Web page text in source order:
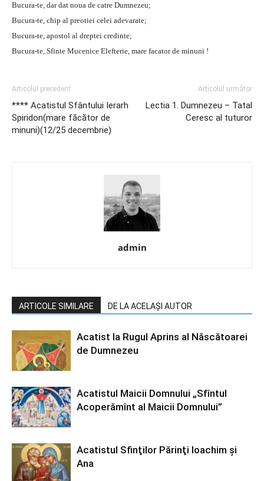
Bucura-te, dar dat noua de catre Dumnezeu;
Bucura-te, chip al preotiei celei adevarate;
Bucura-te, apostol al dreptei credinte;
Bucura-te, Sfinte Mucenice Elefterie, mare facator de minuni !
Articolul precedent
**** Acatistul Sfântului Ierarh
Spiridon(mare făcător de
minuni)(12/25 decembrie)
Articolul următor
Lectia 1. Dumnezeu – Tatal
Ceresc al tuturor
admin
ARTICOLE SIMILARE DE LA ACELAȘI AUTOR
Acatist la Rugul Aprins al Născătoarei
de Dumnezeu
Acatistul Maicii Domnului „Sfîntul
Acoperămînt al Maicii Domnului”
Acatistul Sfinţilor Părinţi Ioachim şi
Ana